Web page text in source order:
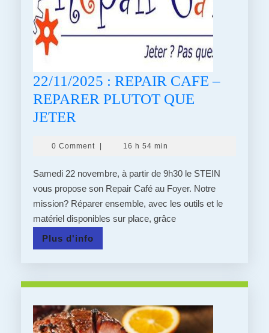
22/11/2025 : REPAIR CAFE –
REPARER PLUTOT QUE
JETER
REPAIR
CAFE
–
REPARER
PLUTOT
QUE
0 Comment 16 h 54 min
Samedi 22 novembre, à partir de 9h30 le STEIN
vous propose son Repair Café au Foyer. Notre
mission? Réparer ensemble, avec les outils et le
matériel disponibles sur place, grâce
Plus d'info
d'info